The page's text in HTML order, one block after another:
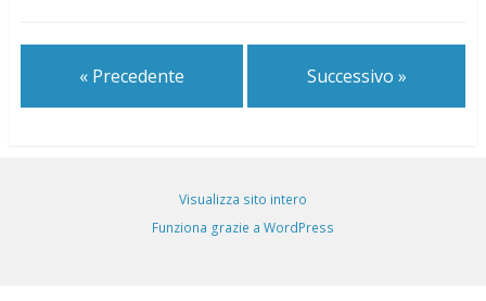
« Precedente Successivo »
Visualizza sito intero
Funziona grazie a WordPress